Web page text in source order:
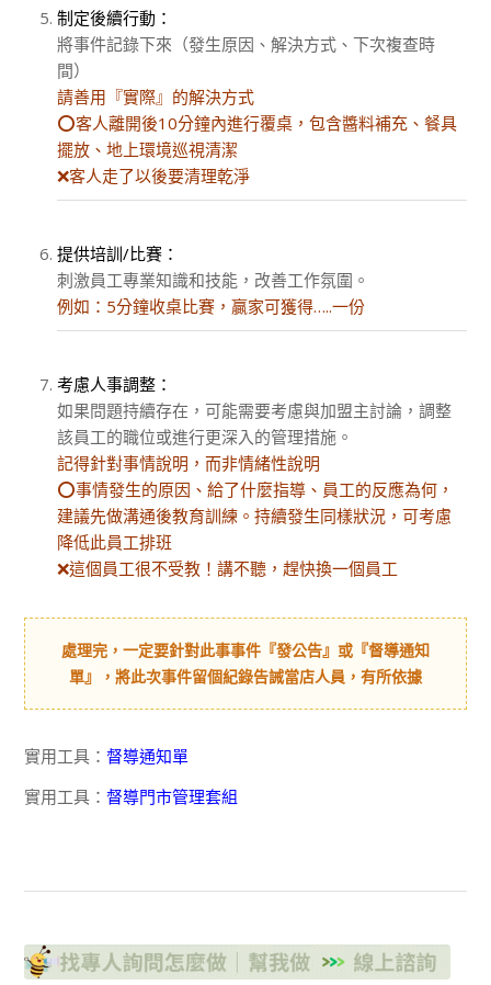
制定後續行動：
將事件記錄下來（發生原因、解決方式、下次複查時
間）
請善用『實際』的解決方式
⭕️客人離開後10分鐘內進行覆桌，包含醬料補充、餐具
擺放、地上環境巡視清潔
❌客人走了以後要清理乾淨
提供培訓/比賽：
刺激員工專業知識和技能，改善工作氛圍。
例如：5分鐘收桌比賽，贏家可獲得…..一份
考慮人事調整：
如果問題持續存在，可能需要考慮與加盟主討論，調整
該員工的職位或進行更深入的管理措施。
記得針對事情說明，而非情緒性說明
⭕️事情發生的原因、給了什麼指導、員工的反應為何，
建議先做溝通後教育訓練。持續發生同樣狀況，可考慮
降低此員工排班
❌這個員工很不受教！講不聽，趕快換一個員工
處理完，一定要針對此事事件『發公告』或『督導通知
單』，將此次事件留個紀錄告誡當店人員，有所依據
實用工具：督導通知單
實用工具：督導門市管理套組